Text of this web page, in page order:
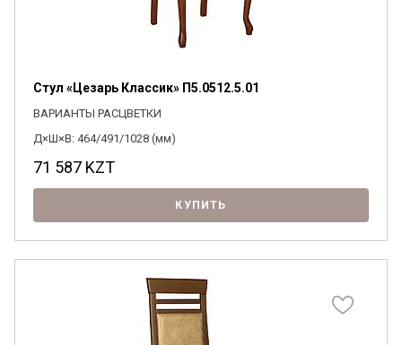
Стул «Цезарь Классик» П5.0512.5.01
ВАРИАНТЫ РАСЦВЕТКИ
Д×Ш×В: 464/491/1028 (мм)
71 587 KZT
КУПИТЬ